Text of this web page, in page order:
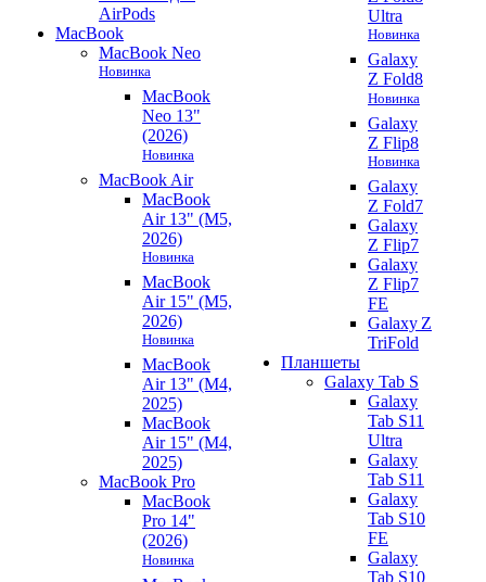
AirPods
MacBook
MacBook Neo
Новинка
MacBook
Neo 13"
(2026)
Новинка
MacBook Air
MacBook
Air 13" (M5,
2026)
Новинка
MacBook
Air 15" (M5,
2026)
Новинка
MacBook
Air 13" (M4,
2025)
MacBook
Air 15" (M4,
2025)
MacBook Pro
MacBook
Pro 14"
(2026)
Новинка
Ultra
Новинка
Galaxy
Z Fold8
Новинка
Galaxy
Z Flip8
Новинка
Galaxy
Z Fold7
Galaxy
Z Flip7
Galaxy
Z Flip7
FE
Galaxy Z
TriFold
Планшеты
Galaxy Tab S
Galaxy
Tab S11
Ultra
Galaxy
Tab S11
Galaxy
Tab S10
FE
Galaxy
Tab S10